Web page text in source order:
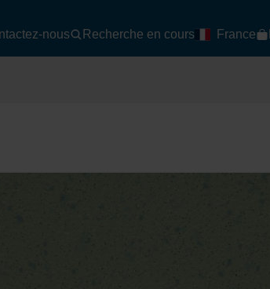
nous Recherche en cours France